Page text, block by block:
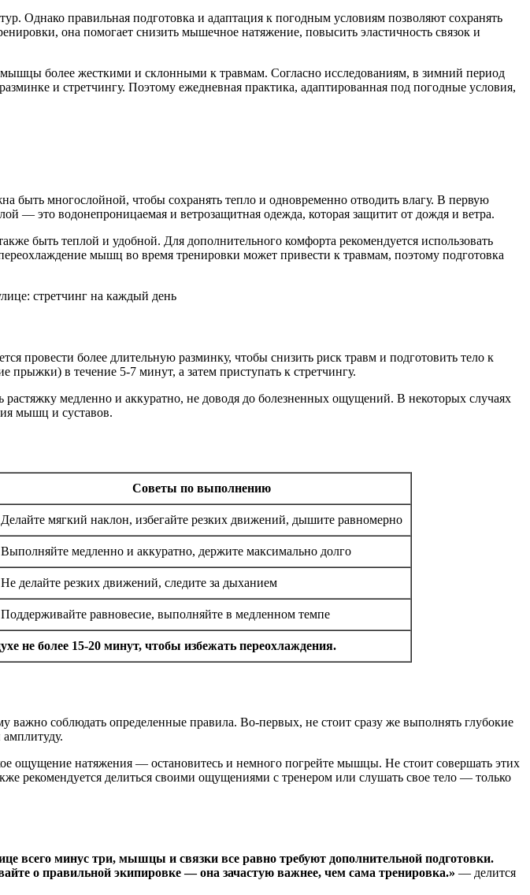
Однако правильная подготовка и адаптация к погодным условиям позволяют сохранять
она помогает снизить мышечное натяжение, повысить эластичность связок и
более жесткими и склонными к травмам. Согласно исследованиям, в зимний период
и стретчингу. Поэтому ежедневная практика, адаптированная под погодные условия,
многослойной, чтобы сохранять тепло и одновременно отводить влагу. В первую
— это водонепроницаемая и ветрозащитная одежда, которая защитит от дождя и ветра.
быть теплой и удобной. Для дополнительного комфорта рекомендуется использовать
мышц во время тренировки может привести к травмам, поэтому подготовка
провести более длительную разминку, чтобы снизить риск травм и подготовить тело к
в течение 5-7 минут, а затем приступать к стретчингу.
медленно и аккуратно, не доводя до болезненных ощущений. В некоторых случаях
мышц и суставов.
Советы по выполнению
Делайте мягкий наклон, избегайте резких движений, дышите равномерно
Выполняйте медленно и аккуратно, держите максимально долго
Не делайте резких движений, следите за дыханием
Поддерживайте равновесие, выполняйте в медленном темпе
не более 15-20 минут, чтобы избежать переохлаждения.
соблюдать определенные правила. Во-первых, не стоит сразу же выполнять глубокие
ощущение натяжения — остановитесь и немного погрейте мышцы. Не стоит совершать этих
рекомендуется делиться своими ощущениями с тренером или слушать свое тело — только
всего минус три, мышцы и связки все равно требуют дополнительной подготовки.
о правильной экипировке — она зачастую важнее, чем сама тренировка.» — делится